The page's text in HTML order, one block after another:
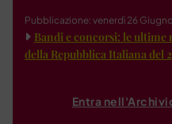
Pubblicazione: venerdì 26
Bandi e concorsi: le ultime
della Repubblica Italiana del
Entra